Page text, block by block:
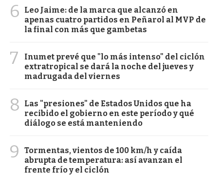
6
Leo Jaime: de la marca que alcanzó en
apenas cuatro partidos en Peñarol al MVP de
la final con más que gambetas
7
Inumet prevé que "lo más intenso" del ciclón
extratropical se dará la noche del jueves y
madrugada del viernes
8
Las "presiones" de Estados Unidos que ha
recibido el gobierno en este período y qué
diálogo se está manteniendo
9
Tormentas, vientos de 100 km/h y caída
abrupta de temperatura: así avanzan el
frente frío y el ciclón